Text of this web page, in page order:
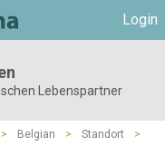
Login
Lebenspartner
> Belgian > Standort
>